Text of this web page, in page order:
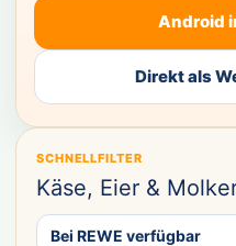
Android
Direkt als
SCHNELLFILTER
Käse, Eier &
Bei REWE verfügbar